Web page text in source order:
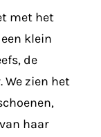
met het
klein
de
zien het
haar